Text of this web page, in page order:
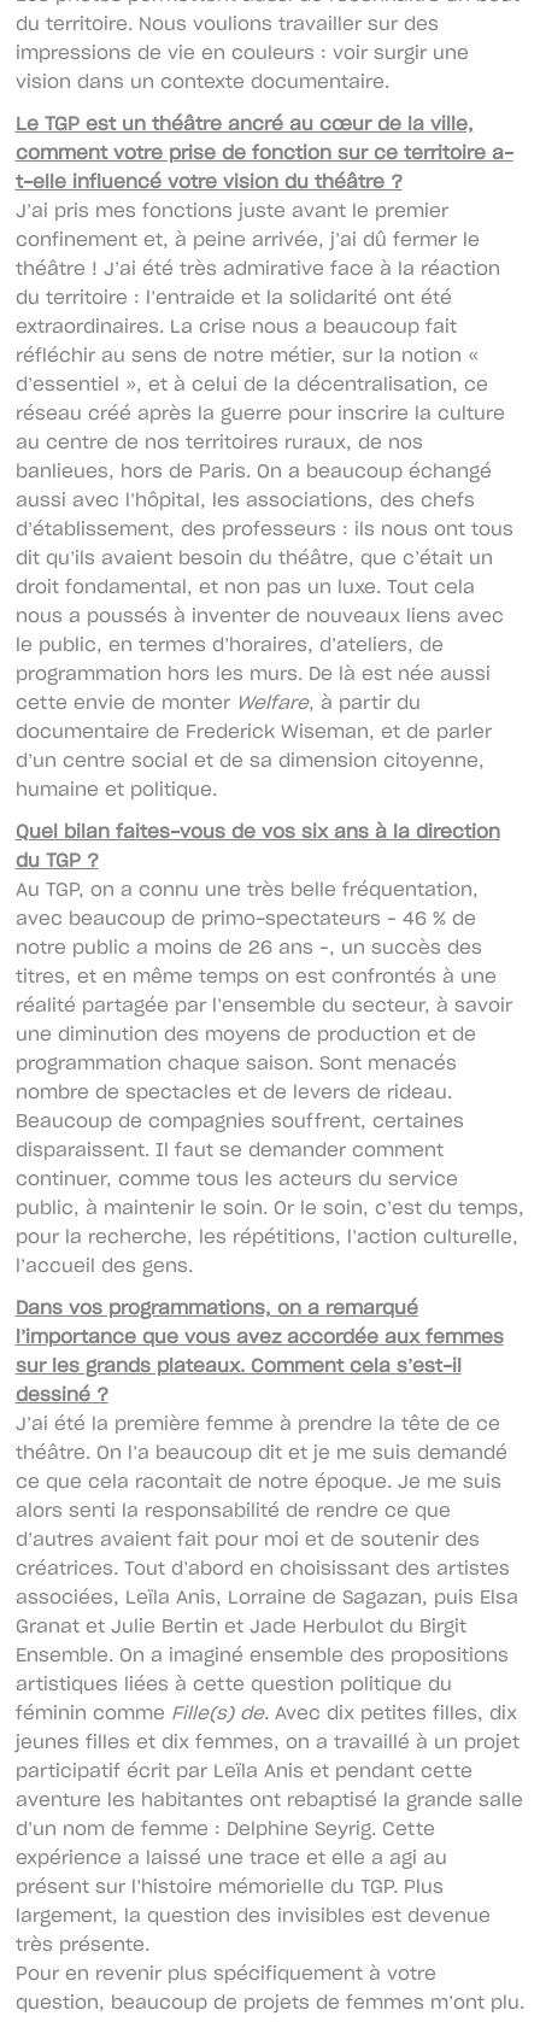
du territoire. Nous voulions travailler sur des
impressions de vie en couleurs : voir surgir une
vision dans un contexte documentaire.
Le TGP est un théâtre ancré au cœur de la ville,
comment votre prise de fonction sur ce territoire a-
t-elle influencé votre vision du théâtre ?
J’ai pris mes fonctions juste avant le premier
confinement et, à peine arrivée, j’ai dû fermer le
théâtre ! J’ai été très admirative face à la réaction
du territoire : l’entraide et la solidarité ont été
extraordinaires. La crise nous a beaucoup fait
réfléchir au sens de notre métier, sur la notion «
d’essentiel », et à celui de la décentralisation, ce
réseau créé après la guerre pour inscrire la culture
au centre de nos territoires ruraux, de nos
banlieues, hors de Paris. On a beaucoup échangé
aussi avec l’hôpital, les associations, des chefs
d’établissement, des professeurs : ils nous ont tous
dit qu’ils avaient besoin du théâtre, que c’était un
droit fondamental, et non pas un luxe. Tout cela
nous a poussés à inventer de nouveaux liens avec
le public, en termes d’horaires, d’ateliers, de
programmation hors les murs. De là est née aussi
cette envie de monter Welfare, à partir du
documentaire de Frederick Wiseman, et de parler
d’un centre social et de sa dimension citoyenne,
humaine et politique.
Quel bilan faites-vous de vos six ans à la direction
du TGP ?
Au TGP, on a connu une très belle fréquentation,
avec beaucoup de primo-spectateurs – 46 % de
notre public a moins de 26 ans –, un succès des
titres, et en même temps on est confrontés à une
réalité partagée par l’ensemble du secteur, à savoir
une diminution des moyens de production et de
programmation chaque saison. Sont menacés
nombre de spectacles et de levers de rideau.
Beaucoup de compagnies souffrent, certaines
disparaissent. Il faut se demander comment
continuer, comme tous les acteurs du service
public, à maintenir le soin. Or le soin, c’est du temps,
pour la recherche, les répétitions, l’action culturelle,
l’accueil des gens.
Dans vos programmations, on a remarqué
l’importance que vous avez accordée aux femmes
sur les grands plateaux. Comment cela s’est-il
dessiné ?
J’ai été la première femme à prendre la tête de ce
théâtre. On l’a beaucoup dit et je me suis demandé
ce que cela racontait de notre époque. Je me suis
alors senti la responsabilité de rendre ce que
d’autres avaient fait pour moi et de soutenir des
créatrices. Tout d’abord en choisissant des artistes
associées, Leïla Anis, Lorraine de Sagazan, puis Elsa
Granat et Julie Bertin et Jade Herbulot du Birgit
Ensemble. On a imaginé ensemble des propositions
artistiques liées à cette question politique du
féminin comme Fille(s) de. Avec dix petites filles, dix
jeunes filles et dix femmes, on a travaillé à un projet
participatif écrit par Leïla Anis et pendant cette
aventure les habitantes ont rebaptisé la grande salle
d’un nom de femme : Delphine Seyrig. Cette
expérience a laissé une trace et elle a agi au
présent sur l’histoire mémorielle du TGP. Plus
largement, la question des invisibles est devenue
très présente.
Pour en revenir plus spécifiquement à votre
question, beaucoup de projets de femmes m’ont plu.